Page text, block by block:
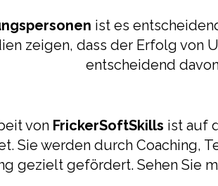
ist es
zeigen, dass der Erfolg von
entscheidend
von FrickerSoftSkills ist auf
Sie werden durch Coaching,
gezielt gefördert. Sehen Sie